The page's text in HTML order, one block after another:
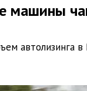
машины
автолизинга